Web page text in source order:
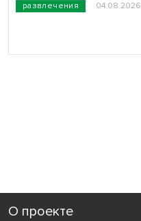
развлечения 04.08.2026
О проекте